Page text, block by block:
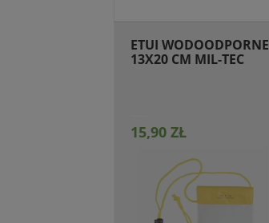
ETUI WODOODPORNE
13X20 CM MIL-TEC
15,90 ZŁ